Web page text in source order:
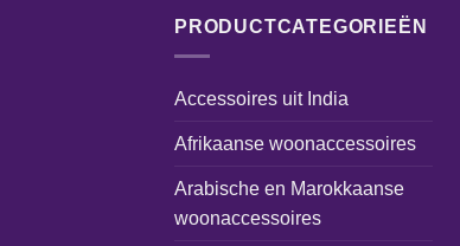
PRODUCTCATEGORIEËN
Accessoires uit India
Afrikaanse woonaccessoires
Arabische en Marokkaanse
woonaccessoires